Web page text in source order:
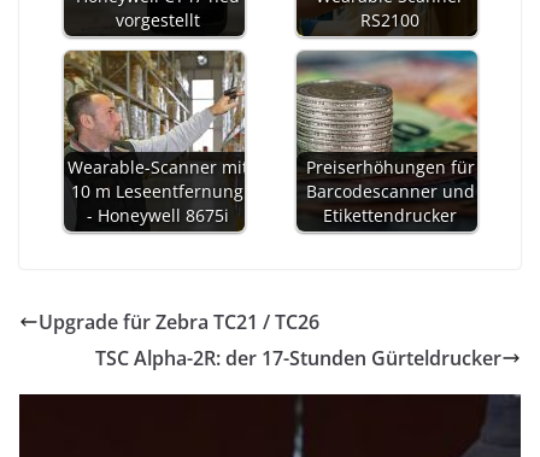
vorgestellt
RS2100
Wearable-Scanner mit
10 m Leseentfernung
- Honeywell 8675i
Preiserhöhungen für
Barcodescanner und
Etikettendrucker
Upgrade für Zebra TC21 / TC26
TSC Alpha-2R: der 17-Stunden Gürteldrucker